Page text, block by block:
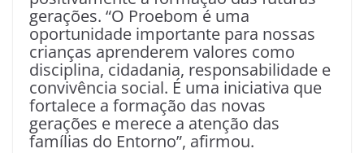
gerações. “O Proebom é uma
oportunidade importante para nossas
crianças aprenderem valores como
disciplina, cidadania, responsabilidade e
convivência social. É uma iniciativa que
fortalece a formação das novas
gerações e merece a atenção das
famílias do Entorno”, afirmou.